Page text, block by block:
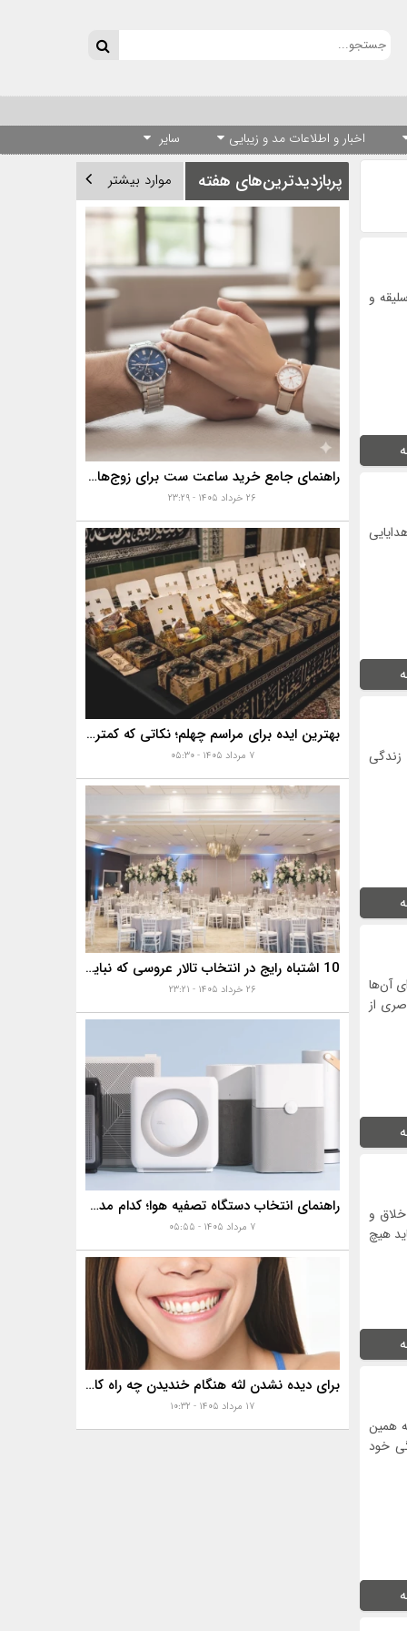
اخبار و اطلاعات مد و زیبایی سایر
و
آن‌ها
از
و
هیچ
همین
خود
پربازدیدترین‌های هفته موارد بیشتر
راهنمای جامع خرید ساعت ست برای زوج‌های موفق
۲۶ خرداد ۱۴۰۵ - ۲۳:۲۹
بهترین ایده برای مراسم چهلم؛ نکاتی که کمتر به آن‌ها توجه می‌شود
۷ مرداد ۱۴۰۵ - ۰۵:۳۰
10 اشتباه رایج در انتخاب تالار عروسی که نباید مرتکب شوید!✅
۲۶ خرداد ۱۴۰۵ - ۲۳:۲۱
راهنمای انتخاب دستگاه تصفیه هوا؛ کدام مدل برای آلودگی هوا
۷ مرداد ۱۴۰۵ - ۰۵:۵۵
برای دیده نشدن لثه هنگام خندیدن چه راه کارهایی هست؟
۱۷ مرداد ۱۴۰۵ - ۱۰:۳۲